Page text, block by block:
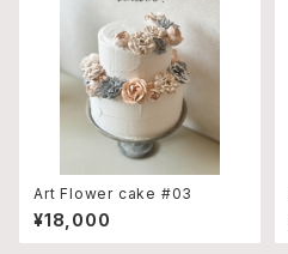
Art Flower cake #03
¥18,000